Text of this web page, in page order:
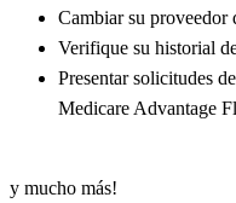
Cambiar su proveedor
Verifique su historial
Presentar solicitudes
Medicare Advantage
y mucho más!